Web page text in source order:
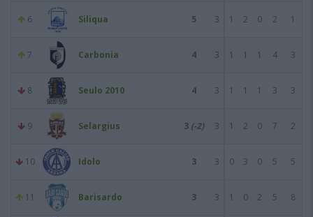
6 Siliqua 5 3 1 2 0 2 1
7 Carbonia 4 3 1 1 1 4 3
8 Seulo 2010 4 3 1 1 1 3 3
9 Selargius 3 (-2) 3 1 2 0 7 2
10 Idolo 3 3 0 3 0 5 5
11 Barisardo 3 3 1 0 2 5 8